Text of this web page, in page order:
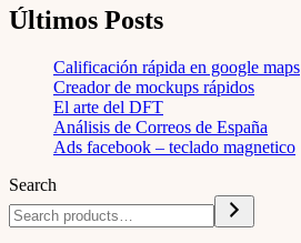
Últimos Posts
Calificación rápida en google maps
Creador de mockups rápidos
El arte del DFT
Análisis de Correos de España
Ads facebook – teclado magnetico
Search